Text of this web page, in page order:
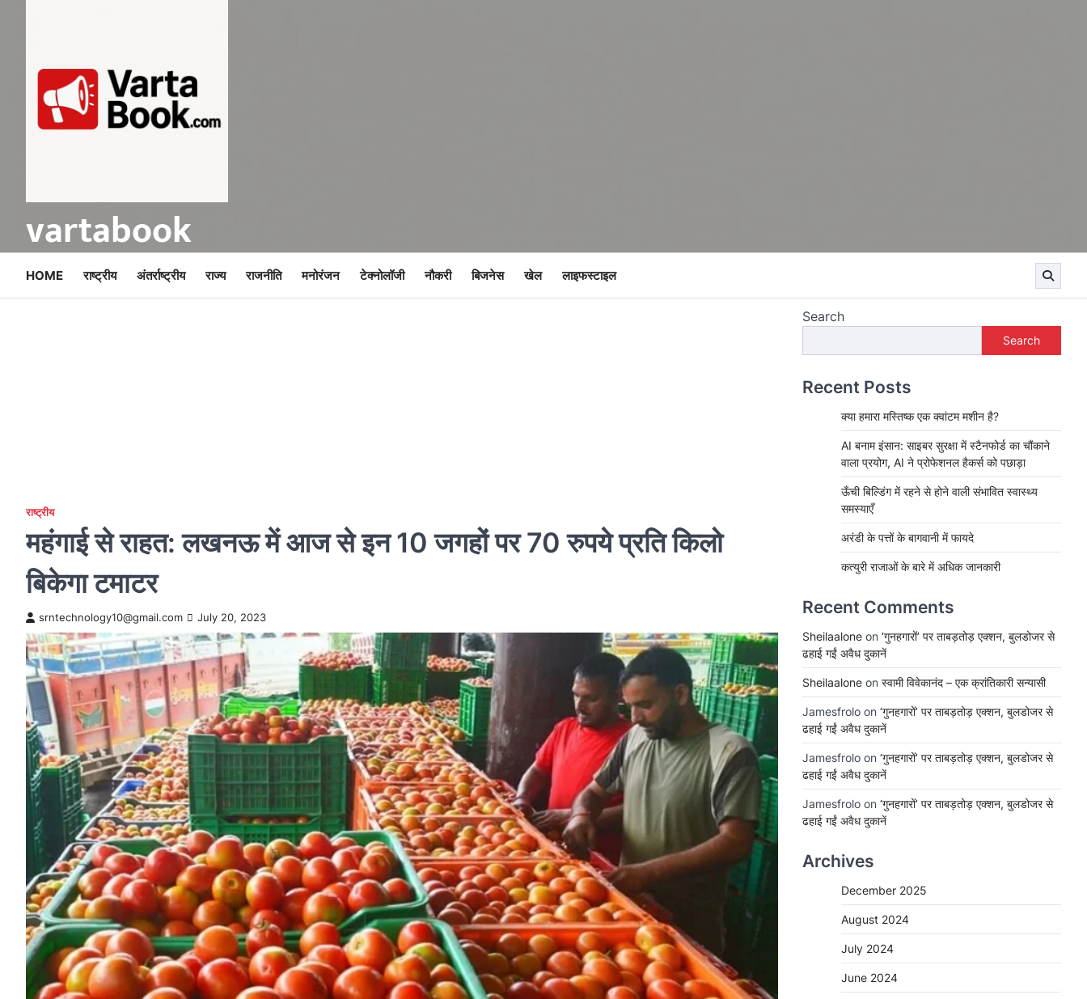
vartabook
HOME राष्ट्रीय अंतर्राष्ट्रीय राज्य राजनीति मनोरंजन टेक्नोलॉजी नौकरी बिजनेस खेल लाइफस्टाइल
राष्ट्रीय
महंगाई से राहत: लखनऊ में आज से इन 10 जगहों पर 70 रुपये प्रति किलो
बिकेगा टमाटर
srntechnology10@gmail.com July 20, 2023
Search
Search
Recent Posts
क्या हमारा मस्तिष्क एक क्वांटम मशीन है?
AI बनाम इंसान: साइबर सुरक्षा में स्टैनफोर्ड का चौंकाने
वाला प्रयोग, AI ने प्रोफेशनल हैकर्स को पछाड़ा
ऊँची बिल्डिंग में रहने से होने वाली संभावित स्वास्थ्य
समस्याएँ
अरंडी के पत्तों के बागवानी में फायदे
कत्युरी राजाओं के बारे में अधिक जानकारी
Recent Comments
Sheilaalone on ‘गुनहगारों’ पर ताबड़तोड़ एक्शन, बुलडोजर से
ढहाई गईं अवैध दुकानें
Sheilaalone on स्वामी विवेकानंद – एक क्रांतिकारी सन्यासी
Jamesfrolo on ‘गुनहगारों’ पर ताबड़तोड़ एक्शन, बुलडोजर से
ढहाई गईं अवैध दुकानें
Jamesfrolo on ‘गुनहगारों’ पर ताबड़तोड़ एक्शन, बुलडोजर से
ढहाई गईं अवैध दुकानें
Jamesfrolo on ‘गुनहगारों’ पर ताबड़तोड़ एक्शन, बुलडोजर से
ढहाई गईं अवैध दुकानें
Archives
December 2025
August 2024
July 2024
June 2024